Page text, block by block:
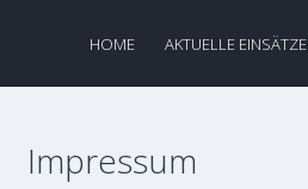
HOME AKTUELLE EINSÄTZE
Impressum